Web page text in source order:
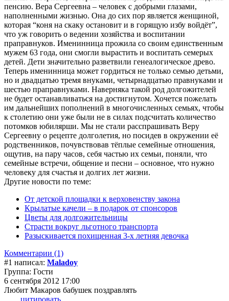
пенсию. Вера Сергеевна – человек с добрыми глазами,
наполненными жизнью. Она до сих пор является женщиной,
которая “коня на скаку остановит и в горящую избу войдёт”,
что уж говорить о ведении хозяйства и воспитании
праправнуков. Именинница прожила со своим единственным
мужем 63 года, они смогли вырастить и воспитать семерых
детей. Дети значительно разветвили генеалогическое древо.
Теперь именинница может гордиться не только семью детьми,
но и двадцатью тремя внуками, четырнадцатью правнуками и
шестью праправнуками. Наверняка такой род долгожителей
не будет останавливаться на достигнутом. Хочется пожелать
им дальнейших пополнений в многочисленных семьях, чтобы
к столетию они уже были не в силах подсчитать количество
потомков юбилярши. Мы не стали расспрашивать Веру
Сергеевну о рецепте долголетия, но посидев в окружении её
родственников, почувствовав тёплые семейные отношения,
ощутив, на пару часов, себя частью их семьи, поняли, что
семейные встречи, общение и песни – основное, что нужно
человеку для счастья и долгих лет жизни.
Другие новости по теме:
От детской площадки к верховенству закона
Крылатые качели – в подарок от спонсоров
Цветы для долгожительницы
Страсти вокруг льготного транспорта
Разыскивается похищенная 3-х летняя девочка
Комментарии (1)
#1 написал: Maladoy
Группа: Гости
6 сентября 2012 17:00
Любит Макаров бабушек поздравлять
цитировать